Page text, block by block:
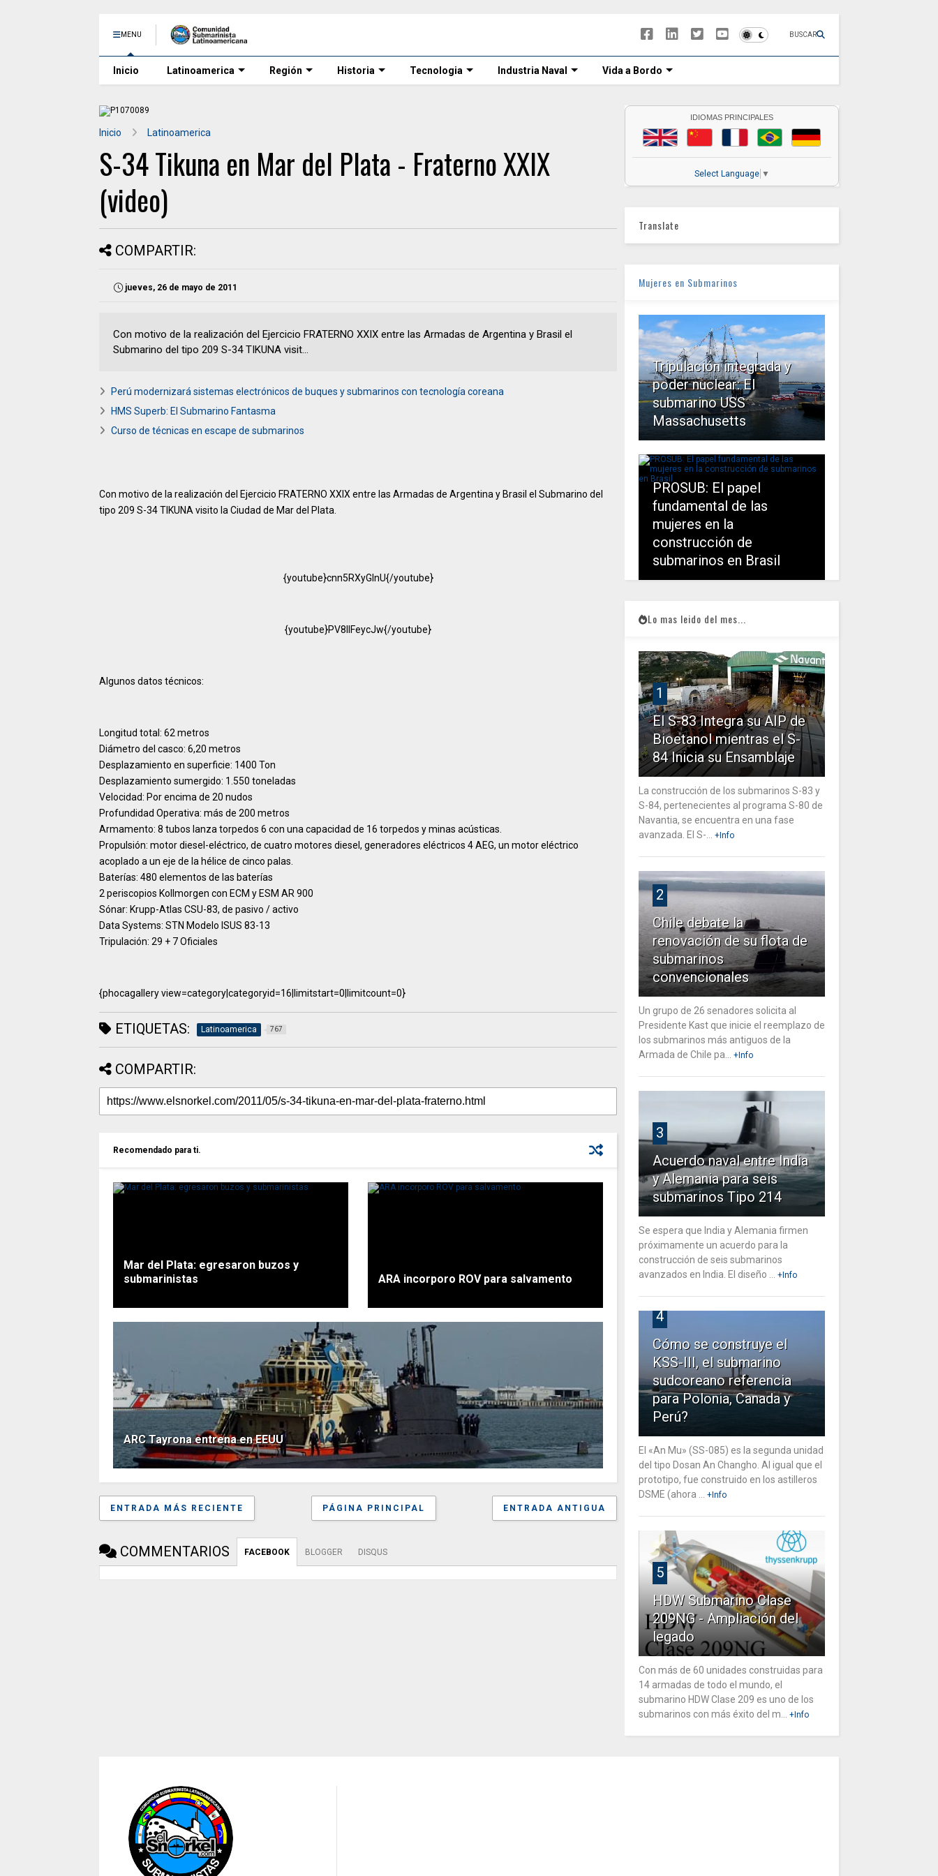
MENU BUSCAR
Inicio Latinoamerica Región Historia Tecnologia Industria Naval Vida a Bordo
Inicio Latinoamerica
S-34 Tikuna en Mar del Plata - Fraterno XXIX
(video)
COMPARTIR:
jueves, 26 de mayo de 2011
Con motivo de la realización del Ejercicio FRATERNO XXIX entre las Armadas de Argentina y Brasil el
Submarino del tipo 209 S-34 TIKUNA visit...
Perú modernizará sistemas electrónicos de buques y submarinos con tecnología coreana
HMS Superb: El Submarino Fantasma
Curso de técnicas en escape de submarinos
Con motivo de la realización del Ejercicio FRATERNO XXIX entre las Armadas de Argentina y Brasil el Submarino del
tipo 209 S-34 TIKUNA visito la Ciudad de Mar del Plata.
{youtube}cnn5RXyGInU{/youtube}
{youtube}PV8llFeycJw{/youtube}
Algunos datos técnicos:
Longitud total: 62 metros
Diámetro del casco: 6,20 metros
Desplazamiento en superficie: 1400 Ton
Desplazamiento sumergido: 1.550 toneladas
Velocidad: Por encima de 20 nudos
Profundidad Operativa: más de 200 metros
Armamento: 8 tubos lanza torpedos 6 con una capacidad de 16 torpedos y minas acústicas.
Propulsión: motor diesel-eléctrico, de cuatro motores diesel, generadores eléctricos 4 AEG, un motor eléctrico
acoplado a un eje de la hélice de cinco palas.
Baterías: 480 elementos de las baterías
2 periscopios Kollmorgen con ECM y ESM AR 900
Sónar: Krupp-Atlas CSU-83, de pasivo / activo
Data Systems: STN Modelo ISUS 83-13
Tripulación: 29 + 7 Oficiales
{phocagallery view=category|categoryid=16|limitstart=0|limitcount=0}
ETIQUETAS: Latinoamerica 767
COMPARTIR:
Recomendado para ti.
Mar del Plata: egresaron buzos y
submarinistas
ARA incorporo ROV para salvamento
ARC Tayrona entrena en EEUU
ENTRADA MÁS RECIENTE ENTRADA ANTIGUA
PÁGINA PRINCIPAL
COMMENTARIOS FACEBOOK BLOGGER DISQUS
IDIOMAS PRINCIPALES
Select Language ▼
Translate
Mujeres en Submarinos
Tripulación integrada y
poder nuclear: El
submarino USS
Massachusetts
PROSUB: El papel
fundamental de las
mujeres en la
construcción de
submarinos en Brasil
Lo mas leido del mes...
1
El S-83 Integra su AIP de
Bioetanol mientras el S-
84 Inicia su Ensamblaje
La construcción de los submarinos S-83 y
S-84, pertenecientes al programa S-80 de
Navantia, se encuentra en una fase
avanzada. El S-...
+Info
2
Chile debate la
renovación de su flota de
submarinos
convencionales
Un grupo de 26 senadores solicita al
Presidente Kast que inicie el reemplazo de
los submarinos más antiguos de la
Armada de Chile pa...
+Info
3
Acuerdo naval entre India
y Alemania para seis
submarinos Tipo 214
Se espera que India y Alemania firmen
próximamente un acuerdo para la
construcción de seis submarinos
avanzados en India. El diseño ...
+Info
4
Cómo se construye el
KSS-III, el submarino
sudcoreano referencia
para Polonia, Canada y
Perú?
El «An Mu» (SS-085) es la segunda unidad
del tipo Dosan An Changho. Al igual que el
prototipo, fue construido en los astilleros
DSME (ahora ...
+Info
5
HDW Submarino Clase
209NG - Ampliación del
legado
Con más de 60 unidades construidas para
14 armadas de todo el mundo, el
submarino HDW Clase 209 es uno de los
submarinos con más éxito del m...
+Info